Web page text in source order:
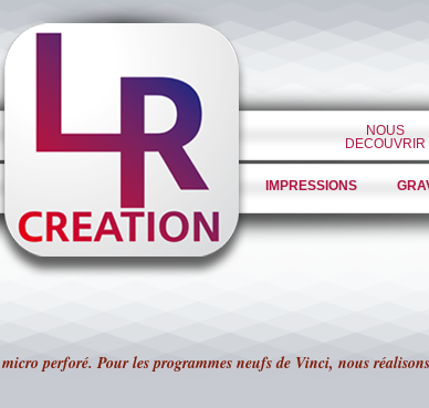
NOUS
DECOUVRIR
IMPRESSIONS
perforé. Pour les programmes neufs de Vinci, nous